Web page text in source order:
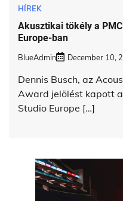
HÍREK
Akusztikai tökély a
Europe-ban
BlueAdmin December 10,
Dennis Busch, az
Award jelölést kapott
Studio Europe […]